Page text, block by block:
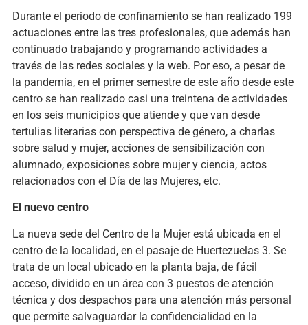
Durante el periodo de confinamiento se han realizado 199
actuaciones entre las tres profesionales, que además han
continuado trabajando y programando actividades a
través de las redes sociales y la web. Por eso, a pesar de
la pandemia, en el primer semestre de este año desde este
centro se han realizado casi una treintena de actividades
en los seis municipios que atiende y que van desde
tertulias literarias con perspectiva de género, a charlas
sobre salud y mujer, acciones de sensibilización con
alumnado, exposiciones sobre mujer y ciencia, actos
relacionados con el Día de las Mujeres, etc.
El nuevo centro
La nueva sede del Centro de la Mujer está ubicada en el
centro de la localidad, en el pasaje de Huertezuelas 3. Se
trata de un local ubicado en la planta baja, de fácil
acceso, dividido en un área con 3 puestos de atención
técnica y dos despachos para una atención más personal
que permite salvaguardar la confidencialidad en la